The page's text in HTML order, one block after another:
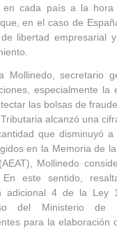
en cada país a la hora
en el caso de
libertad empresarial
Mollinedo, secretario
, especialmente la
las bolsas de
alcanzó una
que disminuyó
en la Memoria de
Mollinedo
En este sentido,
adicional 4 de la Ley
del Ministerio de
para la elaboración